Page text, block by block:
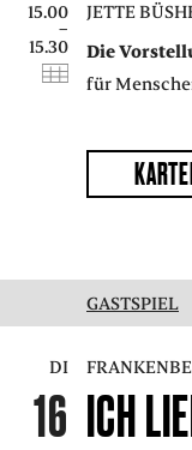
15.00
–
15.30
JETTE
Die
für
GASTSPIEL
DI
16 ICH